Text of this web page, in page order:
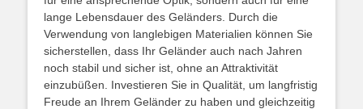
lange Lebensdauer des Geländers. Durch die
Verwendung von langlebigen Materialien können Sie
sicherstellen, dass Ihr Geländer auch nach Jahren
noch stabil und sicher ist, ohne an Attraktivität
einzubüßen. Investieren Sie in Qualität, um langfristig
Freude an Ihrem Geländer zu haben und gleichzeitig